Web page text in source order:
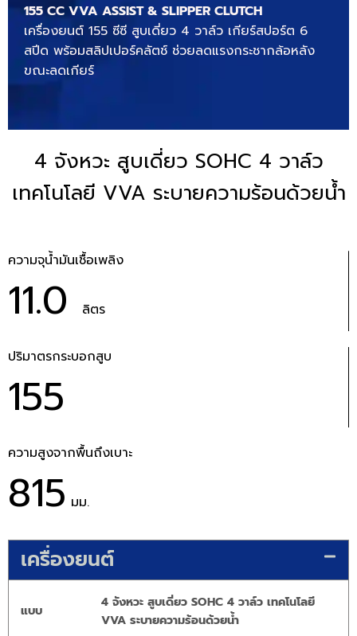
155 CC VVA ASSIST & SLIPPER CLUTCH
เครื่องยนต์ 155 ซีซี สูบเดี่ยว 4 วาล์ว เกียร์สปอร์ต 6
สปีด พร้อมสลิปเปอร์คลัตช์ ช่วยลดแรงกระชากล้อหลัง
ขณะลดเกียร์
4 จังหวะ สูบเดี่ยว SOHC 4 วาล์ว
เทคโนโลยี VVA ระบายความร้อนด้วยน้ำ
ความจุน้ำมันเชื้อเพลิง
11.0 ลิตร
ปริมาตรกระบอกสูบ
155
ความสูงจากพื้นถึงเบาะ
815 มม.
เครื่องยนต์
แบบ
4 จังหวะ สูบเดี่ยว SOHC 4 วาล์ว เทคโนโลยี
VVA ระบายความร้อนด้วยน้ำ